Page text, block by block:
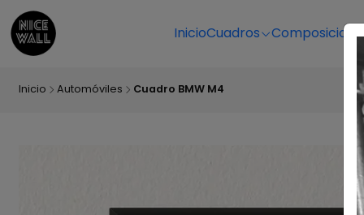
InicioCuadros
Inicio Automóviles Cuadro BMW M4